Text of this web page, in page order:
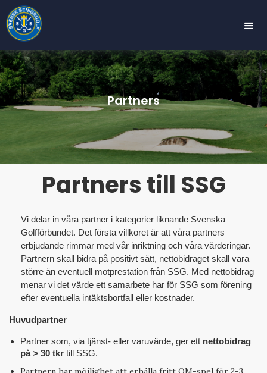
Partners
Partners till SSG
Vi delar in våra partner i kategorier liknande Svenska
Golfförbundet. Det första villkoret är att våra partners
erbjudande rimmar med vår inriktning och våra värderingar.
Partnern skall bidra på positivt sätt, nettobidraget skall vara
större än eventuell motprestation från SSG. Med nettobidrag
menar vi det värde ett samarbete har för SSG som förening
efter eventuella intäktsbortfall eller kostnader.
Huvudpartner
Partner som, via tjänst- eller varuvärde, ger ett nettobidrag
på > 30 tkr till SSG.